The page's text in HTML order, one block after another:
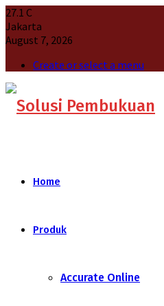
27.1 C
Jakarta
August 7, 2026
Create or select a menu
Home
Produk
Accurate Online